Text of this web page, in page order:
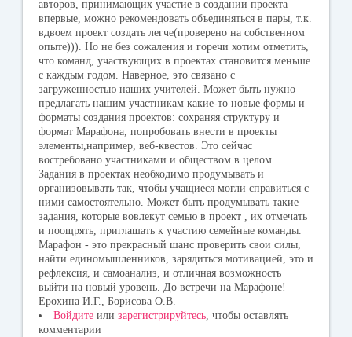
авторов, принимающих участие в создании проекта
впервые, можно рекомендовать объединяться в пары, т.к.
вдвоем проект создать легче(проверено на собственном
опыте))). Но не без сожаления и горечи хотим отметить,
что команд, участвующих в проектах становится меньше
с каждым годом. Наверное, это связано с
загруженностью наших учителей. Может быть нужно
предлагать нашим участникам какие-то новые формы и
форматы создания проектов: сохраняя структуру и
формат Марафона, попробовать внести в проекты
элементы,например, веб-квестов. Это сейчас
востребовано участниками и обществом в целом.
Задания в проектах необходимо продумывать и
организовывать так, чтобы учащиеся могли справиться с
ними самостоятельно. Может быть продумывать такие
задания, которые вовлекут семью в проект , их отмечать
и поощрять, приглашать к участию семейные команды.
Марафон - это прекрасный шанс проверить свои силы,
найти единомышленников, зарядиться мотивацией, это и
рефлексия, и самоанализ, и отличная возможность
выйти на новый уровень. До встречи на Марафоне!
Ерохина И.Г., Борисова О.В.
Войдите или зарегистрируйтесь, чтобы оставлять
комментарии